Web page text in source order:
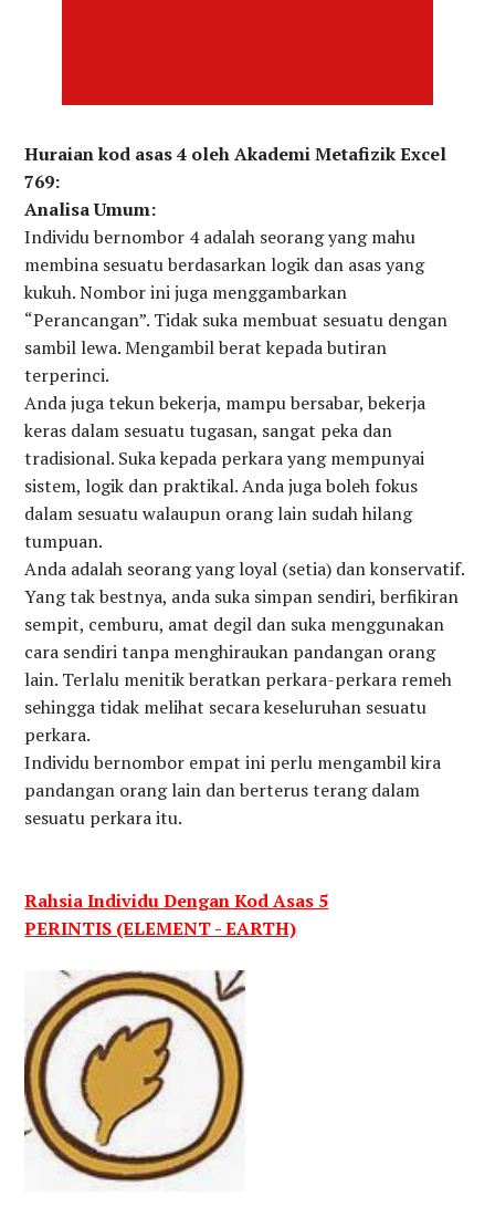
Huraian kod asas 4 oleh Akademi Metafizik Excel
769:
Analisa Umum:
Individu bernombor 4 adalah seorang yang mahu
membina sesuatu berdasarkan logik dan asas yang
kukuh. Nombor ini juga menggambarkan
“Perancangan”. Tidak suka membuat sesuatu dengan
sambil lewa. Mengambil berat kepada butiran
terperinci.
Anda juga tekun bekerja, mampu bersabar, bekerja
keras dalam sesuatu tugasan, sangat peka dan
tradisional. Suka kepada perkara yang mempunyai
sistem, logik dan praktikal. Anda juga boleh fokus
dalam sesuatu walaupun orang lain sudah hilang
tumpuan.
Anda adalah seorang yang loyal (setia) dan konservatif.
Yang tak bestnya, anda suka simpan sendiri, berfikiran
sempit, cemburu, amat degil dan suka menggunakan
cara sendiri tanpa menghiraukan pandangan orang
lain. Terlalu menitik beratkan perkara-perkara remeh
sehingga tidak melihat secara keseluruhan sesuatu
perkara.
Individu bernombor empat ini perlu mengambil kira
pandangan orang lain dan berterus terang dalam
sesuatu perkara itu.
Rahsia Individu Dengan Kod Asas 5
PERINTIS (ELEMENT - EARTH)